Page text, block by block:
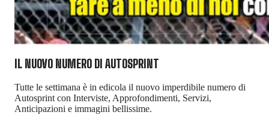
IL NUOVO NUMERO DI AUTOSPRINT
Tutte le settimana è in edicola il nuovo imperdibile numero di
Autosprint con Interviste, Approfondimenti, Servizi,
Anticipazioni e immagini bellissime.